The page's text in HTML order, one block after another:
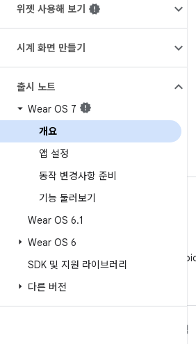
위젯 사용해 보기
시계 화면 만들기
출시 노트
Wear OS 7
개요
앱 설정
동작 변경사항 준비
기능 둘러보기
Wear OS 6.1
Wear OS 6
SDK 및 지원 라이브러리
다른 버전
WeChat에서
탐색